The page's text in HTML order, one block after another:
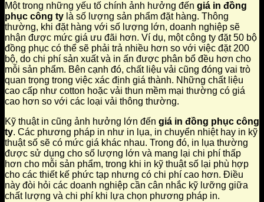
Một trong những yếu tố chính ảnh hưởng đến giá in đồng
phục công ty là số lượng sản phẩm đặt hàng. Thông
thường, khi đặt hàng với số lượng lớn, doanh nghiệp sẽ
nhận được mức giá ưu đãi hơn. Ví dụ, một công ty đặt 50 bộ
đồng phục có thể sẽ phải trả nhiều hơn so với việc đặt 200
bộ, do chi phí sản xuất và in ấn được phân bổ đều hơn cho
mỗi sản phẩm. Bên cạnh đó, chất liệu vải cũng đóng vai trò
quan trọng trong việc xác định giá thành. Những chất liệu
cao cấp như cotton hoặc vải thun mềm mại thường có giá
cao hơn so với các loại vải thông thường.
Kỹ thuật in cũng ảnh hưởng lớn đến giá in đồng phục công
ty. Các phương pháp in như in lụa, in chuyển nhiệt hay in kỹ
thuật số sẽ có mức giá khác nhau. Trong đó, in lụa thường
được sử dụng cho số lượng lớn và mang lại chi phí thấp
hơn cho mỗi sản phẩm, trong khi in kỹ thuật số lại phù hợp
cho các thiết kế phức tạp nhưng có chi phí cao hơn. Điều
này đòi hỏi các doanh nghiệp cần cân nhắc kỹ lưỡng giữa
chất lượng và chi phí khi lựa chọn phương pháp in.